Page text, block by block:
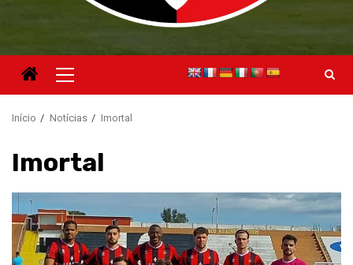
Menu
principal
Início Notícias Imortal
Imortal